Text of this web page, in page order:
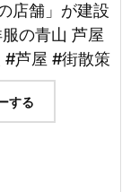
店舗」が建設
の青山 芦屋
#芦屋 #街散策
する